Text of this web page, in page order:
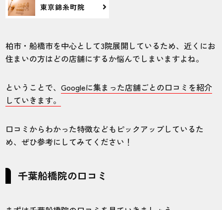
東京錦糸町院
柏市・船橋市を中心として3院展開しているため、近くにお
住まいの方はどの店舗にするか悩んでしまいますよね。
ということで、Googleに集まった店舗ごとの口コミを紹介
していきます。
口コミからわかった特徴などもピックアップしているた
め、ぜひ参考にしてみてください！
千葉船橋院の口コミ